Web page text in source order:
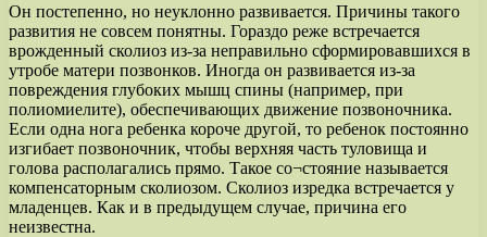
Он постепенно, но неуклонно развивается. Причины такого
развития не совсем понятны. Гораздо реже встречается
врожденный сколиоз из-за неправильно сформировавшихся в
утробе матери позвонков. Иногда он развивается из-за
повреждения глубоких мышц спины (например, при
полиомиелите), обеспечивающих движение позвоночника.
Если одна нога ребенка короче другой, то ребенок постоянно
изгибает позвоночник, чтобы верхняя часть туловища и
голова располагались прямо. Такое со¬стояние называется
компенсаторным сколиозом. Сколиоз изредка встречается у
младенцев. Как и в предыдущем случае, причина его
неизвестна.